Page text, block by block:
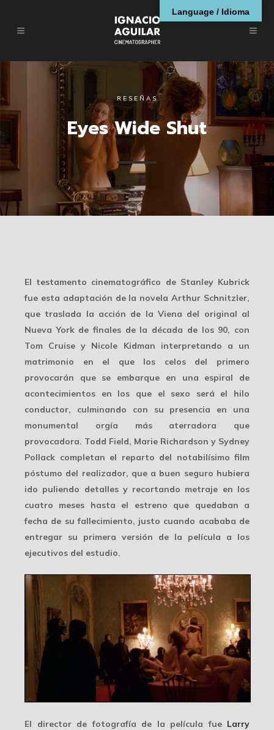
RESEÑAS
Eyes Wide Shut
El testamento cinematográfico de Stanley Kubrick
fue esta adaptación de la novela Arthur Schnitzler,
que traslada la acción de la Viena del original al
Nueva York de finales de la década de los 90, con
Tom Cruise y Nicole Kidman interpretando a un
matrimonio en el que los celos del primero
provocarán que se embarque en una espiral de
acontecimientos en los que el sexo será el hilo
conductor, culminando con su presencia en una
monumental orgía más aterradora que
provocadora. Todd Field, Marie Richardson y Sydney
Pollack completan el reparto del notabilísimo film
póstumo del realizador, que a buen seguro hubiera
ido puliendo detalles y recortando metraje en los
cuatro meses hasta el estreno que quedaban a
fecha de su fallecimiento, justo cuando acababa de
entregar su primera versión de la película a los
ejecutivos del estudio.
El director de fotografía de la película fue Larry
Language / Idioma